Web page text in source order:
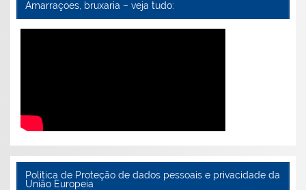
Amarraçoes, bruxaria – veja tudo:
Politica de Proteção de dados pessoais e privacidade da
União Europeia